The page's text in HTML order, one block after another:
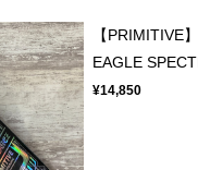
【PRIMITIVE
EAGLE
¥14,850